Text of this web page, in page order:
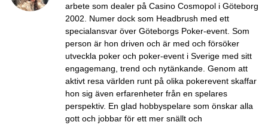
arbete som dealer på Casino Cosmopol i Göteborg
2002. Numer dock som Headbrush med ett
specialansvar över Göteborgs Poker-event. Som
person är hon driven och är med och försöker
utveckla poker och poker-event i Sverige med sitt
engagemang, trend och nytänkande. Genom att
aktivt resa världen runt på olika pokerevent skaffar
hon sig även erfarenheter från en spelares
perspektiv. En glad hobbyspelare som önskar alla
gott och jobbar för ett mer snällt och